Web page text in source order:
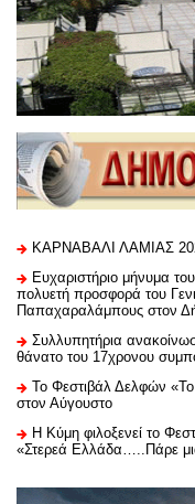
ΚΑΡΝΑΒΑΛΙ ΛΑΜΙΑΣ
Ευχαριστήριo μήνυμα
πολυετή προσφορά του
Παπαχαραλάμπους στον
Συλλυπητήρια
θάνατο του 17χρονου
Το Φεστιβάλ Δελφών
στον Αύγουστο
Η Κύμη φιλοξενεί το
«Στερεά Ελλάδα…..Πάρε